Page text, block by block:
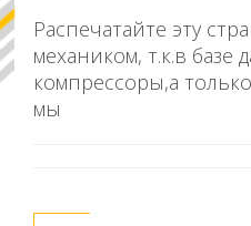
Распечатайте эту
механиком, т.к.в базе
компрессоры,а
мы